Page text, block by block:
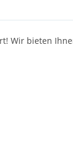
Wir bieten